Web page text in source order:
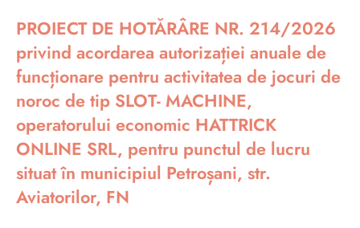
PROIECT DE HOTĂRÂRE NR. 214/2026
privind acordarea autorizației anuale de
funcționare pentru activitatea de jocuri de
noroc de tip SLOT- MACHINE,
operatorului economic HATTRICK
ONLINE SRL, pentru punctul de lucru
situat în municipiul Petroșani, str.
Aviatorilor, FN